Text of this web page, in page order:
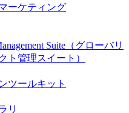
ーケティング
Suite（グローバリ
ト管理スイート）
ツールキット
リ